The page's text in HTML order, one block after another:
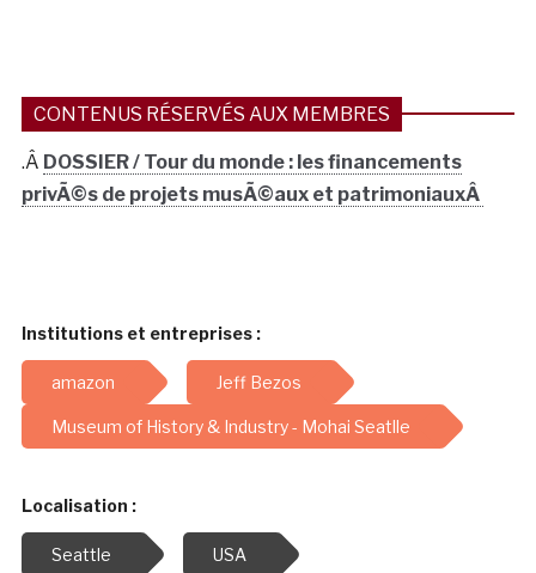
CONTENUS RÉSERVÉS AUX MEMBRES
.Â DOSSIER / Tour du monde : les financements
privÃ©s de projets musÃ©aux et patrimoniauxÂ
Institutions et entreprises :
amazon Jeff Bezos
Museum of History & Industry - Mohai Seatlle
Localisation :
Seattle USA